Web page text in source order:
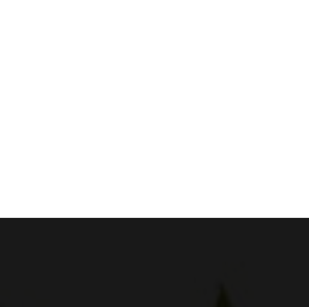
Chardonnay